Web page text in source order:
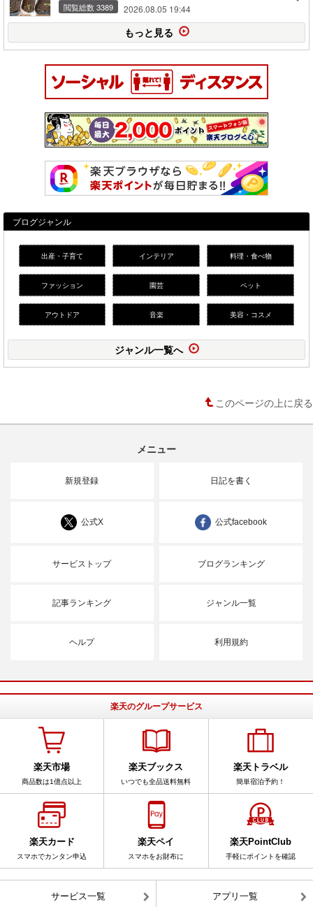
閲覧総数 3389 2026.08.05 19:44
もっと見る
ブログジャンル
出産・子育て インテリア 料理・食べ物
ファッション 園芸 ペット
アウトドア 音楽 美容・コスメ
ジャンル一覧へ
このページの上に戻る
メニュー
新規登録 日記を書く
公式X 公式facebook
サービストップ ブログランキング
記事ランキング ジャンル一覧
ヘルプ 利用規約
楽天のグループサービス
楽天市場
商品数は1億点以上
楽天ブックス
いつでも全品送料無料
楽天トラベル
簡単宿泊予約！
楽天カード
スマホでカンタン申込
楽天ペイ
スマホをお財布に
楽天PointClub
手軽にポイントを確認
サービス一覧 アプリ一覧